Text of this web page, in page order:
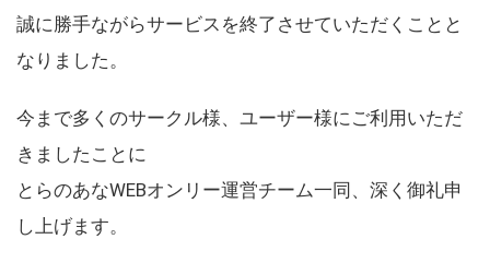
誠に勝手ながらサービスを終了させていただくことと
なりました。
今まで多くのサークル様、ユーザー様にご利用いただ
きましたことに
とらのあなWEBオンリー運営チーム一同、深く御礼申
し上げます。